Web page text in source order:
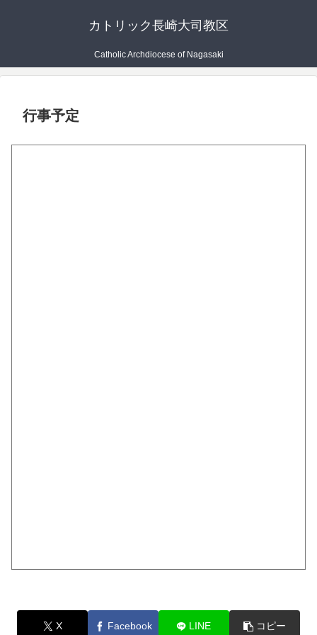
カトリック長崎大司教区
Catholic Archdiocese of Nagasaki
行事予定
X Facebook LINE コピー